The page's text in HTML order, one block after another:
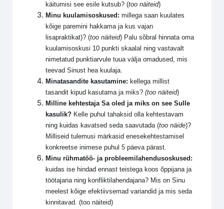
käitumisi see esile kutsub? (too näiteid)
Minu kuulamisoskused: millega saan kuulates
kõige paremini hakkama ja kus vajan
lisapraktikat)? (too näiteid) Palu sõbral hinnata oma
kuulamisoskusi 10 punkti skaalal ning vastavalt
nimetatud punktiarvule tuua välja omadused, mis
teevad Sinust hea kuulaja.
Minatasandite kasutamine: kellega millist
tasandit kipud kasutama ja miks?(too näiteid)
Milline kehtestaja Sa oled ja miks on see Sulle
kasulik? Kelle puhul tahaksid olla kehtestavam
ning kuidas kavatsed seda saavutada(too näide)?
Milliseid tulemusi märkasid enesekehtestamisel
konkreetse inimese puhul 5 päeva pärast.
Minu rühmatöö- ja probleemilahendusoskused:
kuidas ise hindad ennast teistega koos õppijana ja
töötajana ning konfliktilahendajana? Mis on Sinu
meelest kõige efektiivsemad variandid ja mis seda
kinnitavad.(too näiteid)